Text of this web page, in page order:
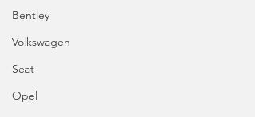
Bentley
Volkswagen
Seat
Opel